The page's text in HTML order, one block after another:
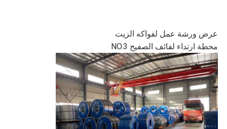
عرض ورشة عمل لفواكه الزيت
محطة ارتداء لفائف الصفيح NO.3